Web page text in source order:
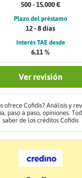
500 - 15.000 €
Plazo del préstamo
12 - 8 días
Interés TAE desde
6.11 %
Ver revisión
ofrece Cofidis? Análisis y
paso a paso, opiniones.
saber de los créditos Cofidis